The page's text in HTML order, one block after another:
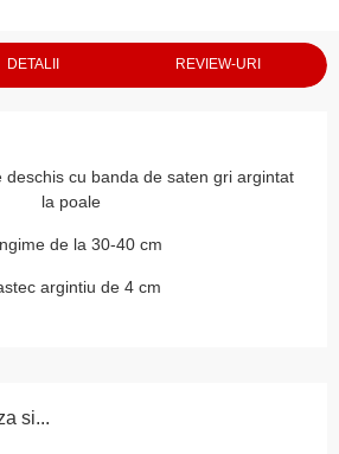
DETALII REVIEW-URI
deschis cu banda de saten gri argintat
la poale
de la 30-40 cm
argintiu de 4 cm
si...